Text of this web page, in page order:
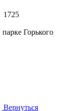
1725
Горького
Вернуться